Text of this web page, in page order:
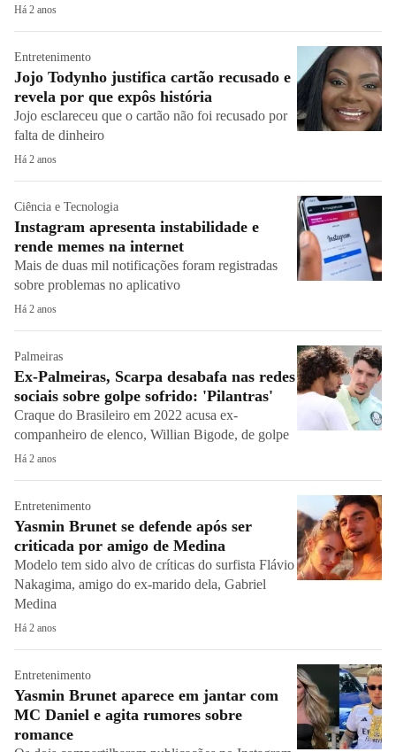
Há 2 anos
Entretenimento
Jojo Todynho justifica cartão recusado e
revela por que expôs história
Jojo esclareceu que o cartão não foi recusado por
falta de dinheiro
Há 2 anos
Ciência e Tecnologia
Instagram apresenta instabilidade e
rende memes na internet
Mais de duas mil notificações foram registradas
sobre problemas no aplicativo
Há 2 anos
Palmeiras
Ex-Palmeiras, Scarpa desabafa nas redes
sociais sobre golpe sofrido: 'Pilantras'
Craque do Brasileiro em 2022 acusa ex-
companheiro de elenco, Willian Bigode, de golpe
Há 2 anos
Entretenimento
Yasmin Brunet se defende após ser
criticada por amigo de Medina
Modelo tem sido alvo de críticas do surfista Flávio
Nakagima, amigo do ex-marido dela, Gabriel
Medina
Há 2 anos
Entretenimento
Yasmin Brunet aparece em jantar com
MC Daniel e agita rumores sobre
romance